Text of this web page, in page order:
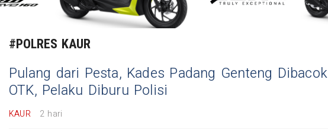
#POLRES KAUR
Pulang dari Pesta, Kades Padang Genteng Dibacok
OTK, Pelaku Diburu Polisi
KAUR 2 hari